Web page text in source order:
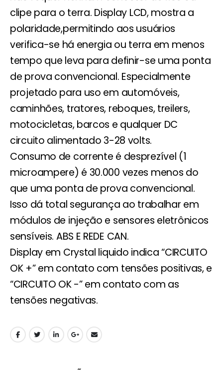
clipe para o terra. Display LCD, mostra a
polaridade,permitindo aos usuários
verifica-se há energia ou terra em menos
tempo que leva para definir-se uma ponta
de prova convencional. Especialmente
projetado para uso em automóveis,
caminhões, tratores, reboques, treilers,
motocicletas, barcos e qualquer DC
circuito alimentado 3-28 volts.
Consumo de corrente é desprezível (1
microampere) é 30.000 vezes menos do
que uma ponta de prova convencional.
Isso dá total segurança ao trabalhar em
módulos de injeção e sensores eletrônicos
sensíveis. ABS E REDE CAN.
Display em Crystal liquido indica “CIRCUITO
OK +” em contato com tensões positivas, e
“CIRCUITO OK -” em contato com as
tensões negativas.